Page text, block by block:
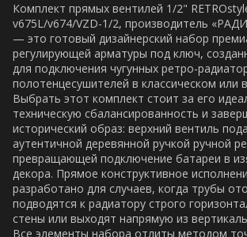
Комплект прямых вентилей 1/2"
v675L/v674/VZD-1/2, производитель
— это готовый дизайнерский набор
регулирующей арматуры под ключ,
для подключения чугунных ретро-
полотенцесушителей в классическом или
Выбрать этот комплект стоит за его
техническую сбалансированность и
исторический образ: верхний вентиль
аутентичной деревянной ручкой ручной
превращающей подключение батареи в
декора. Прямое конструктивное
разработано для случаев, когда трубы
подводятся к радиатору строго
стены или выходят напрямую из
Все элементы набора отлиты методом